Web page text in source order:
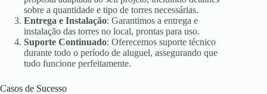
sobre a quantidade e tipo de torres necessárias.
Entrega e Instalação: Garantimos a entrega e
instalação das torres no local, prontas para uso.
Suporte Continuado: Oferecemos suporte técnico
durante todo o período de aluguel, assegurando que
tudo funcione perfeitamente.
Casos de Sucesso